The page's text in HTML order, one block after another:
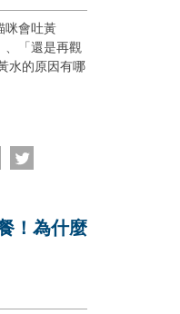
咪會吐黃
、「還是再觀
水的原因有哪
！為什麼